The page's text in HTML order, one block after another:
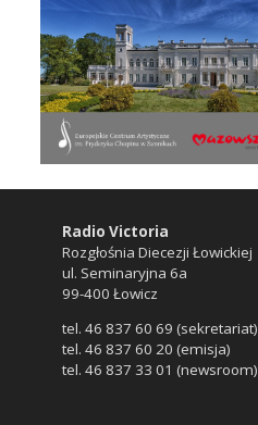
Radio Victoria
Rozgłośnia Diecezji Łowickiej
ul. Seminaryjna 6a
99-400 Łowicz
tel. 46 837 60 69 (sekretariat)
tel. 46 837 60 20 (emisja)
tel. 46 837 33 01 (newsroom)